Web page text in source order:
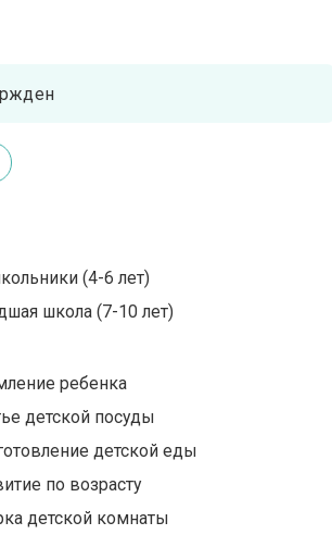
(4-6 лет)
школа (7-10 лет)
ребенка
детской посуды
детской еды
по возрасту
детской комнаты